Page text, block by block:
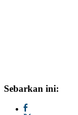
Sebarkan ini: